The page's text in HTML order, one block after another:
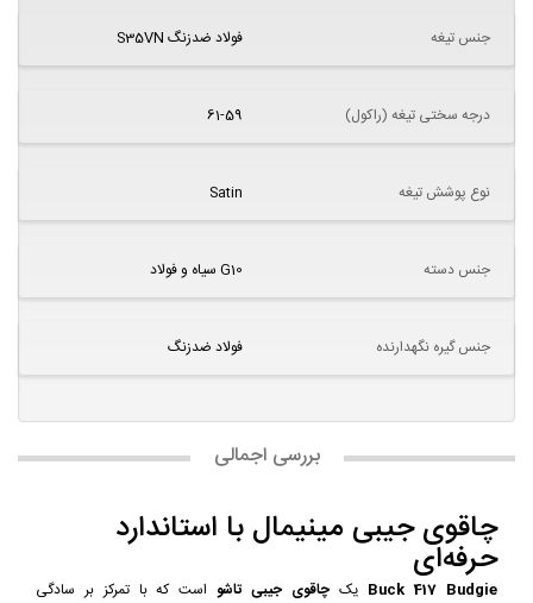
جنس تیغه فولاد ضدزنگ S35VN
درجه سختی تیغه (راکول) 61-59
نوع پوشش تیغه Satin
جنس دسته G10 سیاه و فولاد
جنس گیره نگهدارنده فولاد ضدزنگ
بررسی اجمالی
چاقوی جیبی مینیمال با استاندارد
حرفه‌ای
Buck 417 Budgie یکچاقوی جیبی تاشو است که با تمرکز بر سادگی